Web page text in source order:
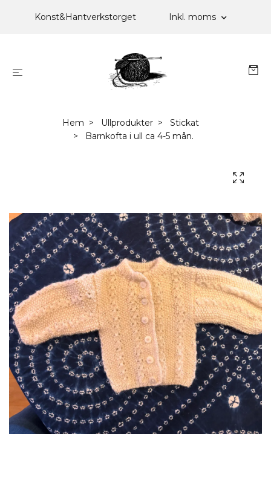
Konst&Hantverkstorget Inkl. moms
Hem Ullprodukter
Stickat
Barnkofta i ull ca 4-5 mån.